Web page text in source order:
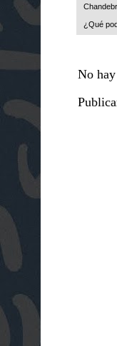
¿Qué
No